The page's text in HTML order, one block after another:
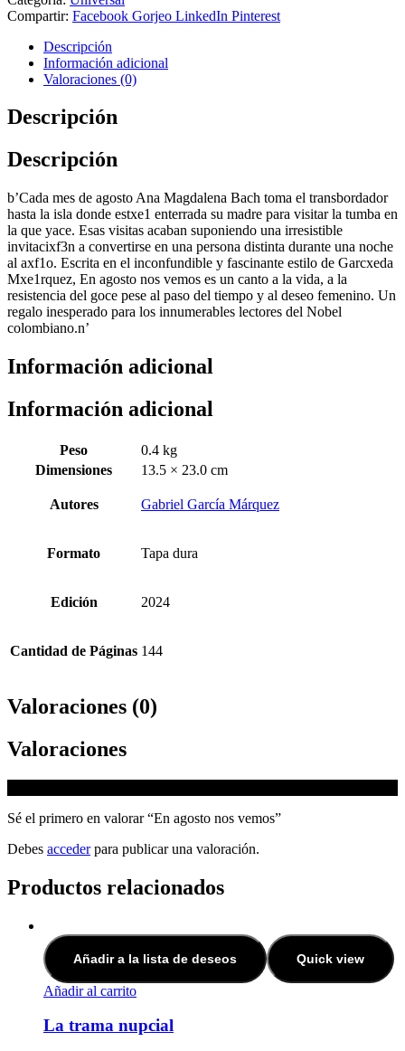
Compartir: Facebook Gorjeo LinkedIn Pinterest
Descripción
Información adicional
Valoraciones (0)
Descripción
Descripción
b’Cada mes de agosto Ana Magdalena Bach toma el transbordador
hasta la isla donde estxe1 enterrada su madre para visitar la tumba en
la que yace. Esas visitas acaban suponiendo una irresistible
invitacixf3n a convertirse en una persona distinta durante una noche
al axf1o. Escrita en el inconfundible y fascinante estilo de Garcxeda
Mxe1rquez, En agosto nos vemos es un canto a la vida, a la
resistencia del goce pese al paso del tiempo y al deseo femenino. Un
regalo inesperado para los innumerables lectores del Nobel
colombiano.n’
Información adicional
Información adicional
Peso
0.4 kg
Dimensiones
13.5 × 23.0 cm
Autores Gabriel García Márquez
Formato Tapa dura
Edición 2024
Cantidad de Páginas 144
Valoraciones (0)
Valoraciones
Sé el primero en valorar “En agosto nos vemos”
Debes accederpara publicar una valoración.
Productos relacionados
Añadir a la lista de deseos Quick view
Añadir al carrito
La trama nupcial